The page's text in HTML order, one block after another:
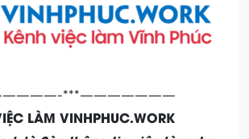
***———————
LÀM VINHPHUC.WORK